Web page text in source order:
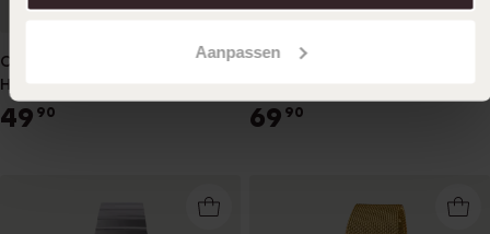
Aanpassen
Casio Vintage Digitaal
Horloge A700WEM-7AEF
49 90
Casio Digitaal Horloge Zwart
69 90